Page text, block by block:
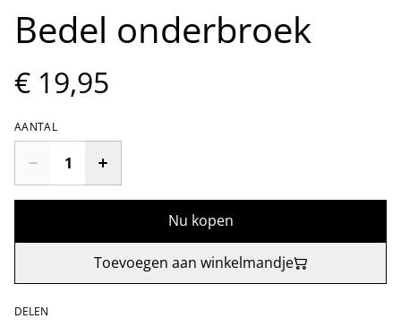
Bedel onderbroek
€ 19,95
AANTAL
Nu kopen
Toevoegen aan winkelmandje
DELEN